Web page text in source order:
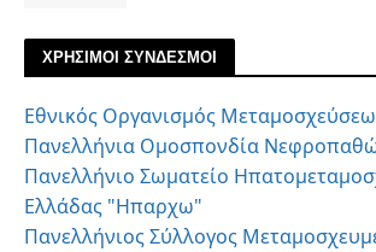
ΧΡΗΣΙΜΟΙ ΣΥΝΔΕΣΜΟΙ
Εθνικός Οργανισμός
Πανελλήνια Ομοσπονδία
Πανελλήνιο Σωματείο
Ελλάδας "Ηπαρχω"
Πανελλήνιος Σύλλογος